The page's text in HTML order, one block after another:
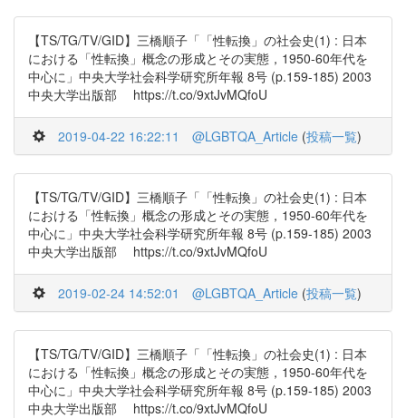
【TS/TG/TV/GID】三橋順子「「性転換」の社会史(1) : 日本
における「性転換」概念の形成とその実態，1950-60年代を
中心に」中央大学社会科学研究所年報 8号 (p.159-185) 2003
中央大学出版部 https://t.co/9xtJvMQfoU
2019-04-22 16:22:11 @LGBTQA_Article (投稿一覧)
【TS/TG/TV/GID】三橋順子「「性転換」の社会史(1) : 日本
における「性転換」概念の形成とその実態，1950-60年代を
中心に」中央大学社会科学研究所年報 8号 (p.159-185) 2003
中央大学出版部 https://t.co/9xtJvMQfoU
2019-02-24 14:52:01 @LGBTQA_Article (投稿一覧)
【TS/TG/TV/GID】三橋順子「「性転換」の社会史(1) : 日本
における「性転換」概念の形成とその実態，1950-60年代を
中心に」中央大学社会科学研究所年報 8号 (p.159-185) 2003
中央大学出版部 https://t.co/9xtJvMQfoU